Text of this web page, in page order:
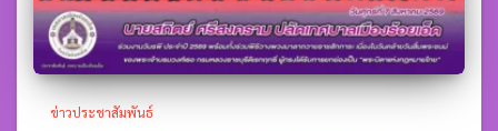
ข่าวประชาสัมพันธ์